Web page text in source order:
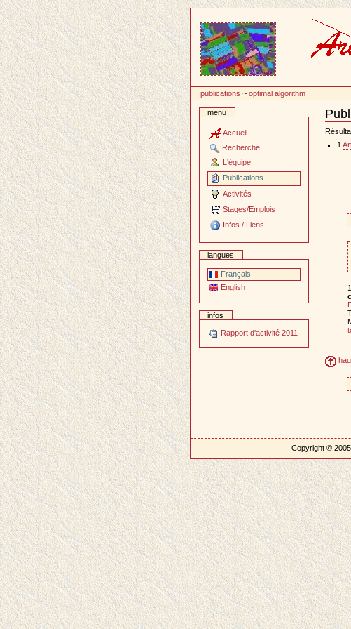
contenu
publications ~optimal algorithm
menu
Accueil
Recherche
L'équipe
Publications
Activités
Stages/Emplois
Infos / Liens
langues
Français
English
infos
Rapport d'activité 2011
1
Copyright ©